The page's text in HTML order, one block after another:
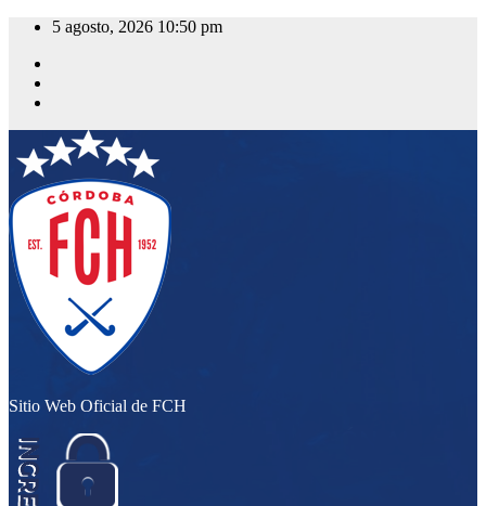
Saltar
contenido
5 agosto, 2026 10:50 pm
Sitio Web Oficial de FCH